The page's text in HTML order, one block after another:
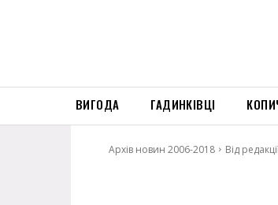
ВИГОДА ГАДИНКІВЦІ
Архів новин 2006-2018 Від